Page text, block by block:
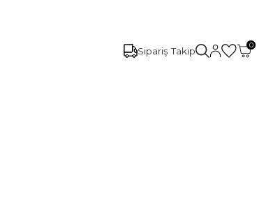
Sipariş Takip
0